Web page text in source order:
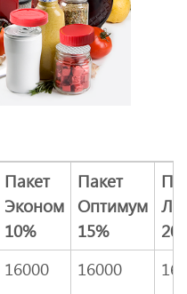
Пакет
Эконом
10%
Пакет
Оптимум
15%
16000 16000